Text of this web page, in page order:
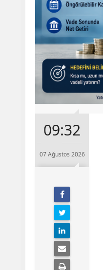
09:32
07 Ağustos 2026